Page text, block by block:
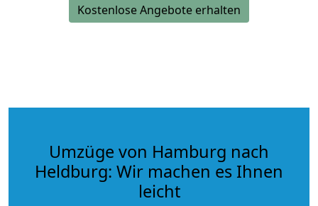
Kostenlose Angebote erhalten
Umzüge von Hamburg nach
Heldburg: Wir machen es Ihnen
leicht